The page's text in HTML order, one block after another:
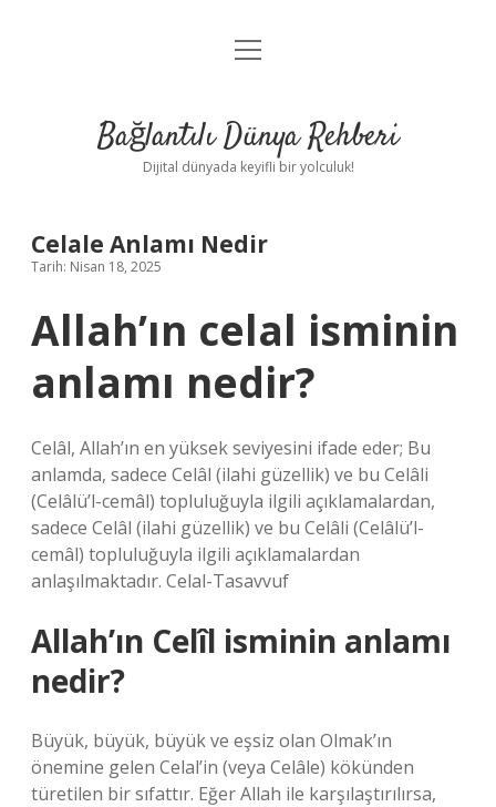
Anasayfa
Yasal Uyarı
menüyü
Bağlantılı Dünya Rehberi
Dijital dünyada keyifli bir yolculuk!
Celale Anlamı Nedir
Tarih: Nisan 18, 2025
Allah’ın celal isminin
anlamı nedir?
Celâl, Allah’ın en yüksek seviyesini ifade eder; Bu
anlamda, sadece Celâl (ilahi güzellik) ve bu Celâli
(Celâlü’l-cemâl) topluluğuyla ilgili açıklamalardan,
sadece Celâl (ilahi güzellik) ve bu Celâli (Celâlü’l-
cemâl) topluluğuyla ilgili açıklamalardan
anlaşılmaktadır. Celal-Tasavvuf
Allah’ın Celîl isminin anlamı
nedir?
Büyük, büyük, büyük ve eşsiz olan Olmak’ın
önemine gelen Celal’in (veya Celâle) kökünden
türetilen bir sıfattır. Eğer Allah ile karşılaştırılırsa,